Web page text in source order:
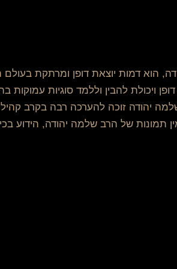
דמות יוצאת דופן ומרתקת בעולם
ויכולת להבין וללמד סוגיות
יהודה זוכה להערכה רבה בקרב
תמונות של הרב שלמה יהודה, הידוע